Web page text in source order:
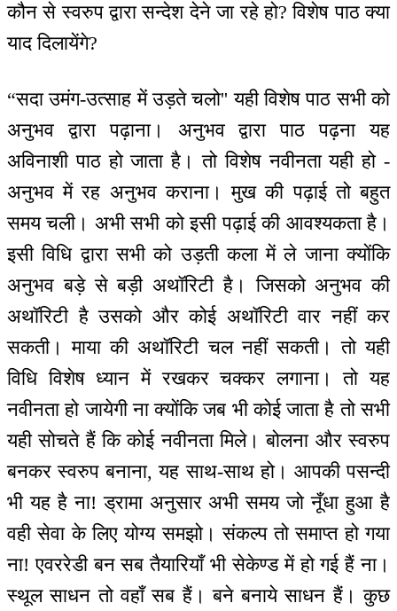
कौन से स्वरुप द्वारा सन्देश देने जा रहे हो? विशेष पाठ क्या
याद दिलायेंगे?
“सदा उमंग-उत्साह में उड़ते चलो'' यही विशेष पाठ सभी को
अनुभव द्वारा पढ़ाना। अनुभव द्वारा पाठ पढ़ना यह
अविनाशी पाठ हो जाता है। तो विशेष नवीनता यही हो -
अनुभव में रह अनुभव कराना। मुख की पढ़ाई तो बहुत
समय चली। अभी सभी को इसी पढ़ाई की आवश्यकता है।
इसी विधि द्वारा सभी को उड़ती कला में ले जाना क्योंकि
अनुभव बड़े से बड़ी अथॉरिटी है। जिसको अनुभव की
अथॉरिटी है उसको और कोई अथॉरिटी वार नहीं कर
सकती। माया की अथॉरिटी चल नहीं सकती। तो यही
विधि विशेष ध्यान में रखकर चक्कर लगाना। तो यह
नवीनता हो जायेगी ना क्योंकि जब भी कोई जाता है तो सभी
यही सोचते हैं कि कोई नवीनता मिले। बोलना और स्वरुप
बनकर स्वरुप बनाना, यह साथ-साथ हो। आपकी पसन्दी
भी यह है ना! ड्रामा अनुसार अभी समय जो नूँधा हुआ है
वही सेवा के लिए योग्य समझो। संकल्प तो समाप्त हो गया
ना! एवररेडी बन सब तैयारियाँ भी सेकेण्ड में हो गई हैं ना।
स्थूल साधन तो वहाँ सब हैं। बने बनाये साधन हैं। कुछ